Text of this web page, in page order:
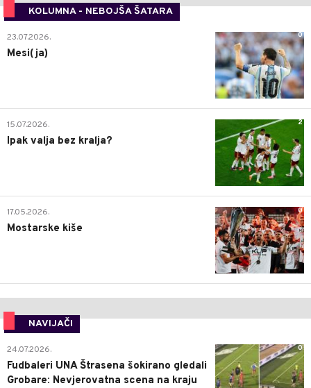
KOLUMNA - NEBOJŠA ŠATARA
0
23.07.2026.
Mesi(ja)
2
15.07.2026.
Ipak valja bez kralja?
0
17.05.2026.
Mostarske kiše
NAVIJAČI
0
24.07.2026.
Fudbaleri UNA Štrasena šokirano gledali
Grobare: Nevjerovatna scena na kraju